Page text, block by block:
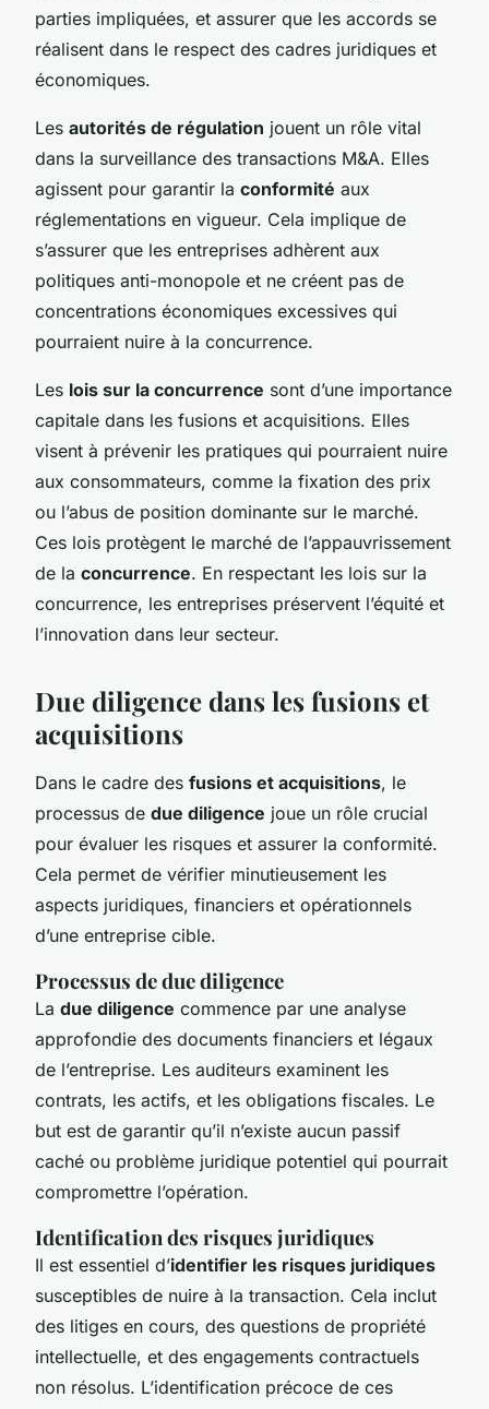
parties impliquées, et assurer que les accords se
réalisent dans le respect des cadres juridiques et
économiques.
Les autorités de régulation jouent un rôle vital
dans la surveillance des transactions M&A. Elles
agissent pour garantir la conformité aux
réglementations en vigueur. Cela implique de
s’assurer que les entreprises adhèrent aux
politiques anti-monopole et ne créent pas de
concentrations économiques excessives qui
pourraient nuire à la concurrence.
Les lois sur la concurrence sont d’une importance
capitale dans les fusions et acquisitions. Elles
visent à prévenir les pratiques qui pourraient nuire
aux consommateurs, comme la fixation des prix
ou l’abus de position dominante sur le marché.
Ces lois protègent le marché de l’appauvrissement
de la concurrence. En respectant les lois sur la
concurrence, les entreprises préservent l’équité et
l’innovation dans leur secteur.
Due diligence dans les fusions et
acquisitions
Dans le cadre des fusions et acquisitions, le
processus de due diligence joue un rôle crucial
pour évaluer les risques et assurer la conformité.
Cela permet de vérifier minutieusement les
aspects juridiques, financiers et opérationnels
d’une entreprise cible.
Processus de due diligence
La due diligence commence par une analyse
approfondie des documents financiers et légaux
de l’entreprise. Les auditeurs examinent les
contrats, les actifs, et les obligations fiscales. Le
but est de garantir qu’il n’existe aucun passif
caché ou problème juridique potentiel qui pourrait
compromettre l’opération.
Identification des risques juridiques
Il est essentiel d’identifier les risques juridiques
susceptibles de nuire à la transaction. Cela inclut
des litiges en cours, des questions de propriété
intellectuelle, et des engagements contractuels
non résolus. L’identification précoce de ces